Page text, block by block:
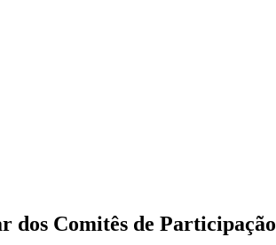
dos Comitês de Participação